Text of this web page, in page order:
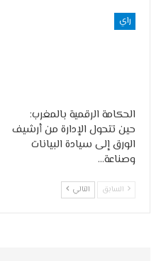
راي
الحكامة الرقمية بالمغرب:
حين تتحول الإدارة من أرشيف
الورق إلى سيادة البيانات
وصناعة…
السابق التالي